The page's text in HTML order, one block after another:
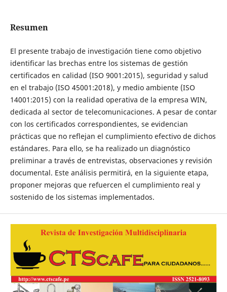
Resumen
El presente trabajo de investigación tiene como objetivo
identificar las brechas entre los sistemas de gestión
certificados en calidad (ISO 9001:2015), seguridad y salud
en el trabajo (ISO 45001:2018), y medio ambiente (ISO
14001:2015) con la realidad operativa de la empresa WIN,
dedicada al sector de telecomunicaciones. A pesar de contar
con los certificados correspondientes, se evidencian
prácticas que no reflejan el cumplimiento efectivo de dichos
estándares. Para ello, se ha realizado un diagnóstico
preliminar a través de entrevistas, observaciones y revisión
documental. Este análisis permitirá, en la siguiente etapa,
proponer mejoras que refuercen el cumplimiento real y
sostenido de los sistemas implementados.